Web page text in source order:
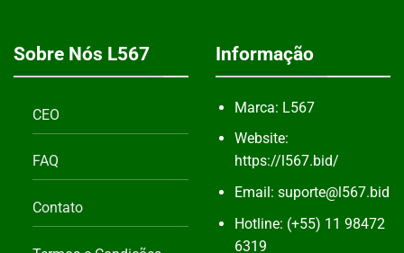
Sobre Nós L567
CEO
FAQ
Contato
Informação
Marca: L567
Website:
https://l567.bid/
Email: suporte@l567.bid
Hotline: (+55) 11 98472
6319